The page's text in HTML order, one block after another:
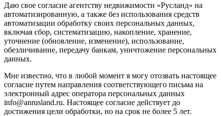
Даю свое согласие агентству недвижимости «Русланд» на
автоматизированную, а также без использования средств
автоматизации обработку своих персональных данных,
включая сбор, систематизацию, накопление, хранение,
уточнение (обновление, изменение), использование,
обезличивание, передачу банкам, уничтожение персональных
данных.
Мне известно, что в любой момент я могу отозвать настоящее
согласие путем направления соответствующего письма на
электронный адрес оператора персональных данных
info@anrusland.ru. Настоящее согласие действует до
достижения цели обработки, но на срок не более 5 лет.